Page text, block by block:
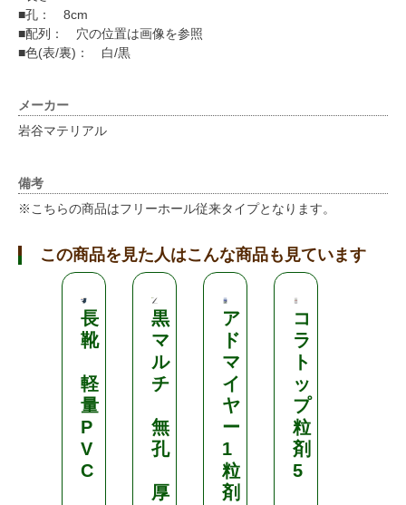
■孔： 8cm
■配列： 穴の位置は画像を参照
■色(表/裏)： 白/黒
メーカー
岩谷マテリアル
備考
※こちらの商品はフリーホール従来タイプとなります。
この商品を見た人はこんな商品も見ています
長
靴
軽
量
P
V
C
黒
マ
ル
チ
無
孔
厚
ア
ド
マ
イ
ヤ
ー
1
粒
剤
コ
ラ
ト
ッ
プ
粒
剤
5